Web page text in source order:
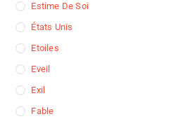
Estime De Soi
États Unis
Etoiles
Eveil
Exil
Fable